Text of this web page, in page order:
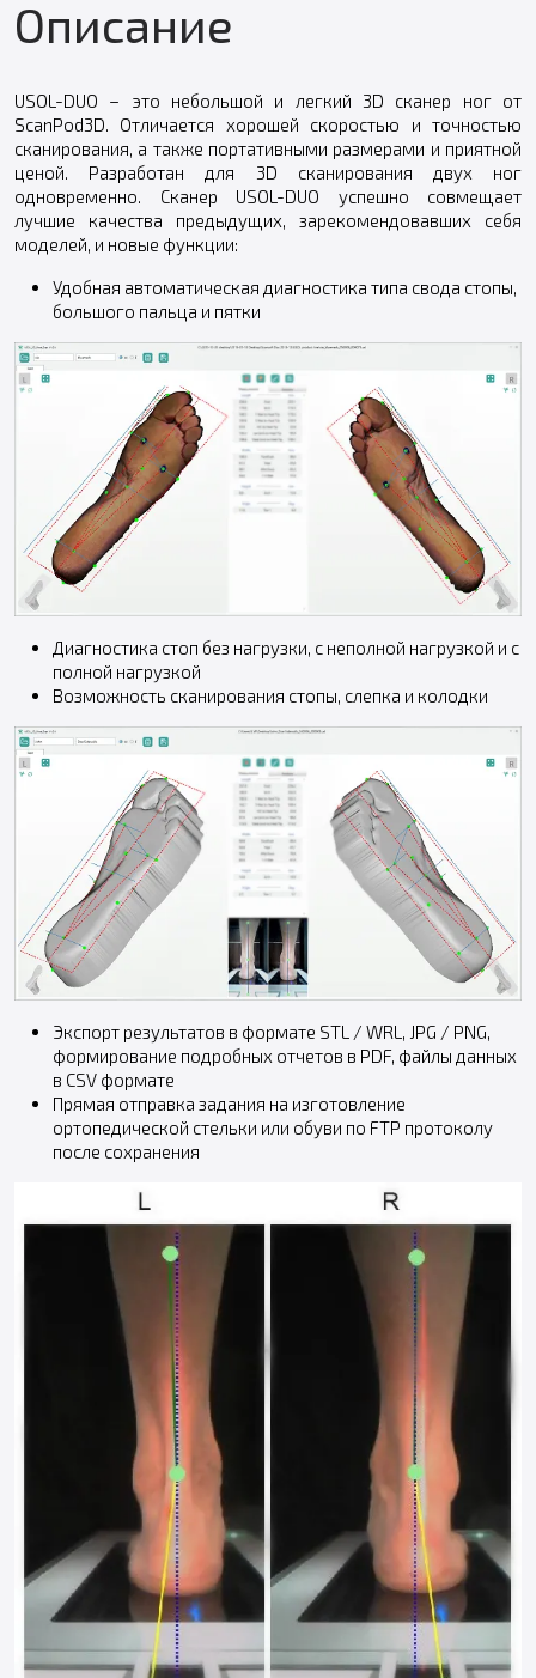
Описание
USOL-DUO – это небольшой и легкий 3D сканер ног от
ScanPod3D. Отличается хорошей скоростью и точностью
сканирования, а также портативными размерами и приятной
ценой. Разработан для 3D сканирования двух ног
одновременно. Сканер USOL-DUO успешно совмещает
лучшие качества предыдущих, зарекомендовавших себя
моделей, и новые функции:
Удобная автоматическая диагностика типа свода стопы,
большого пальца и пятки
Диагностика стоп без нагрузки, с неполной нагрузкой и с
полной нагрузкой
Возможность сканирования стопы, слепка и колодки
Экспорт результатов в формате STL / WRL, JPG / PNG,
формирование подробных отчетов в PDF, файлы данных
в CSV формате
Прямая отправка задания на изготовление
ортопедической стельки или обуви по FTP протоколу
после сохранения